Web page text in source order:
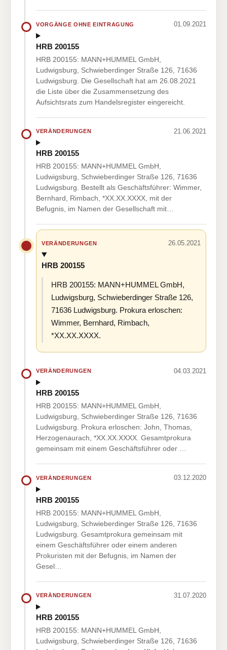
VORGÄNGE OHNE EINTRAGUNG 01.09.2021
HRB 200155
HRB 200155: MANN+HUMMEL GmbH,
Ludwigsburg, Schwieberdinger Straße 126, 71636
Ludwigsburg. Die Gesellschaft hat am 26.08.2021
die Liste über die Zusammensetzung des
Aufsichtsrats zum Handelsregister eingereicht.
VERÄNDERUNGEN 21.06.2021
HRB 200155
HRB 200155: MANN+HUMMEL GmbH,
Ludwigsburg, Schwieberdinger Straße 126, 71636
Ludwigsburg. Bestellt als Geschäftsführer: Wimmer,
Bernhard, Rimbach, *XX.XX.XXXX, mit der
Befugnis, im Namen der Gesellschaft mit…
VERÄNDERUNGEN 26.05.2021
HRB 200155
HRB 200155: MANN+HUMMEL GmbH,
Ludwigsburg, Schwieberdinger Straße 126,
71636 Ludwigsburg. Prokura erloschen:
Wimmer, Bernhard, Rimbach,
*XX.XX.XXXX.
VERÄNDERUNGEN 04.03.2021
HRB 200155
HRB 200155: MANN+HUMMEL GmbH,
Ludwigsburg, Schwieberdinger Straße 126, 71636
Ludwigsburg. Prokura erloschen: John, Thomas,
Herzogenaurach, *XX.XX.XXXX. Gesamtprokura
gemeinsam mit einem Geschäftsführer oder …
VERÄNDERUNGEN 03.12.2020
HRB 200155
HRB 200155: MANN+HUMMEL GmbH,
Ludwigsburg, Schwieberdinger Straße 126, 71636
Ludwigsburg. Gesamtprokura gemeinsam mit
einem Geschäftsführer oder einem anderen
Prokuristen mit der Befugnis, im Namen der
Gesel…
VERÄNDERUNGEN 31.07.2020
HRB 200155
HRB 200155: MANN+HUMMEL GmbH,
Ludwigsburg, Schwieberdinger Straße 126, 71636